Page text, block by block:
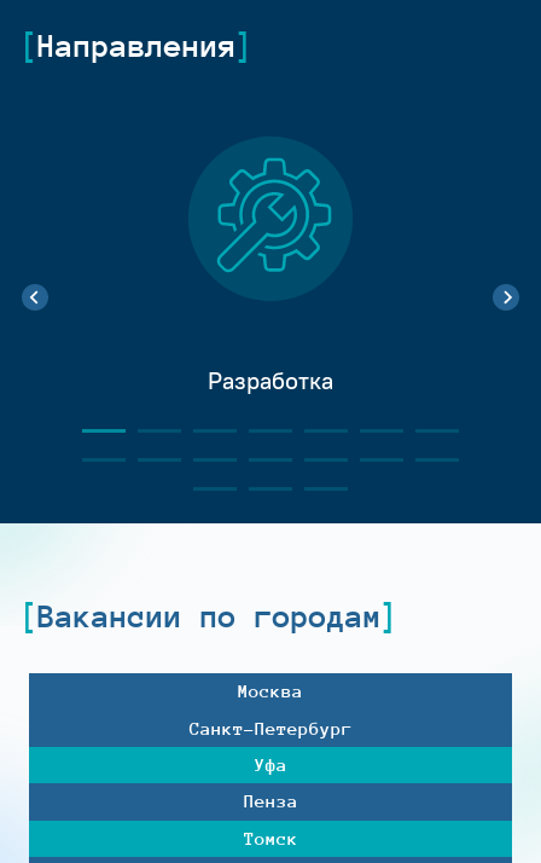
Направления
Разработка
Вакансии по городам
Москва
Санкт-Петербург
Уфа
Пенза
Томск